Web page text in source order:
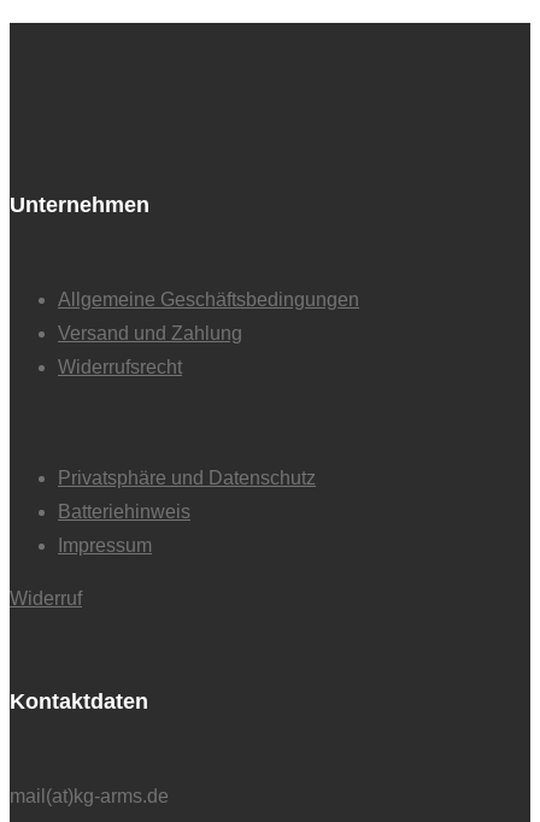
Unternehmen
Allgemeine Geschäftsbedingungen
Versand und Zahlung
Widerrufsrecht
Privatsphäre und Datenschutz
Batteriehinweis
Impressum
Widerruf
Kontaktdaten
mail(at)kg-arms.de